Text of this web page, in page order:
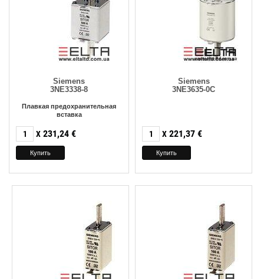
Siemens
3NE3338-8
Плавкая предохранительная
вставка
X 231,24 €
Siemens
3NE3635-0C
X 221,37 €